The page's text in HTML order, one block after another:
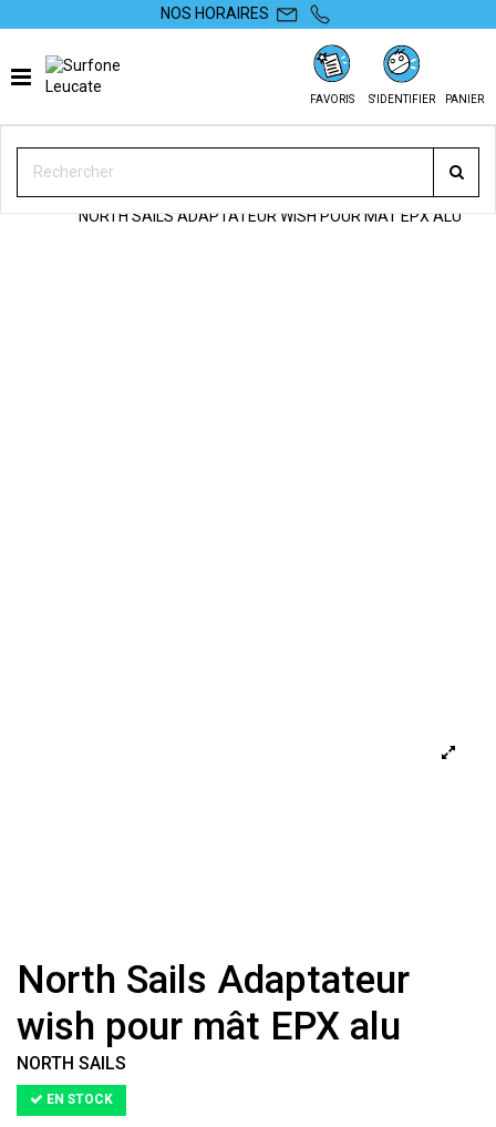
NOS HORAIRES
FAVORIS S'IDENTIFIER PANIER
SURFONE
WISHBONES
NORTH SAILS ADAPTATEUR WISH POUR MÂT EPX ALU
North Sails Adaptateur
wish pour mât EPX alu
NORTH SAILS
EN STOCK